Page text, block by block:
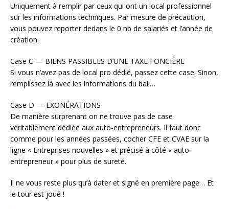
Uniquement à remplir par ceux qui ont un local professionnel
sur les informations techniques. Par mesure de précaution,
vous pouvez reporter dedans le 0 nb de salariés et l’année de
création.
Case C — BIENS PASSIBLES D’UNE TAXE FONCIÈRE
Si vous n’avez pas de local pro dédié, passez cette case. Sinon,
remplissez là avec les informations du bail…
Case D — EXONÉRATIONS
De manière surprenant on ne trouve pas de case
véritablement dédiée aux auto-entrepreneurs. Il faut donc
comme pour les années passées, cocher CFE et CVAE sur la
ligne « Entreprises nouvelles » et précisé à côté « auto-
entrepreneur » pour plus de sureté.
Il ne vous reste plus qu’à dater et signé en première page… Et
le tour est joué !